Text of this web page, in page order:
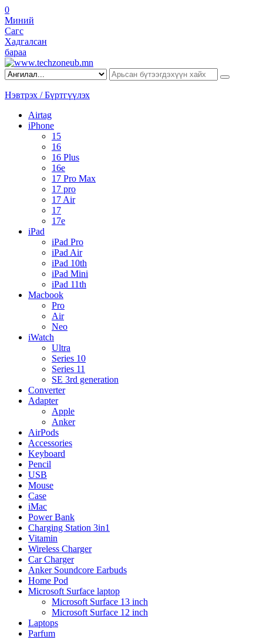
0
Миний
Сагс
Хадгалсан
бараа
Нэвтрэх / Бүртгүүлэх
Airtag
iPhone
15
16
16 Plus
16e
17 Pro Max
17 pro
17 Air
17
17e
iPad
iPad Pro
iPad Air
iPad 10th
iPad Mini
iPad 11th
Macbook
Pro
Air
Neo
iWatch
Ultra
Series 10
Series 11
SE 3rd generation
Converter
Adapter
Apple
Anker
AirPods
Accessories
Keyboard
Pencil
USB
Mouse
Case
iMac
Power Bank
Charging Station 3in1
Vitamin
Wireless Charger
Car Charger
Anker Soundcore Earbuds
Home Pod
Microsoft Surface laptop
Microsoft Surface 13 inch
Microsoft Surface 12 inch
Laptops
Parfum